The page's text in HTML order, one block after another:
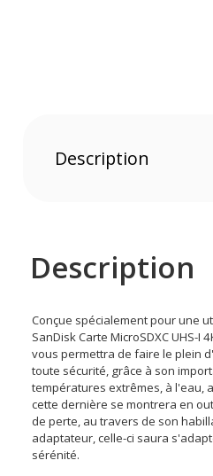
Description
Description
Conçue spécialement pour une
SanDisk Carte MicroSDXC UHS-
vous permettra de faire le plein
toute sécurité, grâce à son
températures extrêmes, à l'eau,
cette dernière se montrera en
de perte, au travers de son
adaptateur, celle-ci saura
sérénité.